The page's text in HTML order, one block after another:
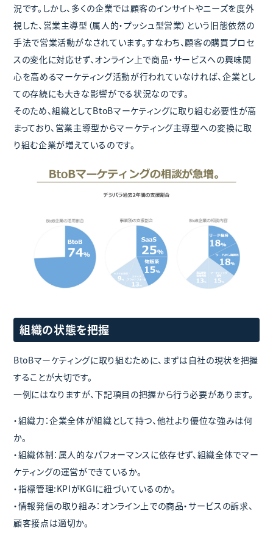
況です。しかし、多くの企業では顧客のインサイトやニーズを度外
視した、営業主導型（属人的・プッシュ型営業）という旧態依然の
手法で営業活動がなされています。すなわち、顧客の購買プロセ
スの変化に対応せず、オンライン上で商品・サービスへの興味関
心を高めるマーケティング活動が行われていなければ、企業とし
ての存続にも大きな影響がでる状況なのです。
そのため、組織としてBtoBマーケティングに取り組む必要性が高
まっており、営業主導型からマーケティング主導型への変換に取
り組む企業が増えているのです。
組織の状態を把握
BtoBマーケティングに取り組むために、まずは自社の現状を把握
することが大切です。
一例にはなりますが、下記項目の把握から行う必要があります。
・組織力：企業全体が組織として持つ、他社より優位な強みは何
か。
・組織体制：属人的なパフォーマンスに依存せず、組織全体でマー
ケティングの運営ができているか。
・指標管理:KPIがKGIに紐づいているのか。
・情報発信の取り組み：オンライン上での商品・サービスの訴求、
顧客接点は適切か。